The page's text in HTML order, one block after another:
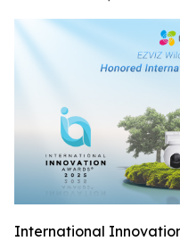
International